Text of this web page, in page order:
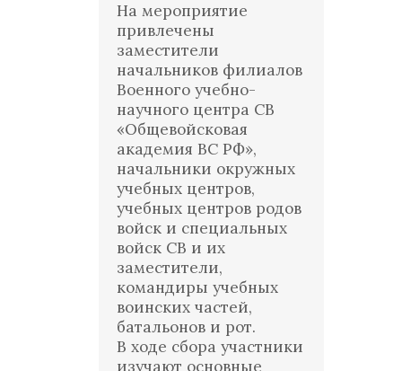
На мероприятие
привлечены
заместители
начальников филиалов
Военного учебно-
научного центра СВ
«Общевойсковая
академия ВС РФ»,
начальники окружных
учебных центров,
учебных центров родов
войск и специальных
войск СВ и их
заместители,
командиры учебных
воинских частей,
батальонов и рот.
В ходе сбора участники
изучают основные